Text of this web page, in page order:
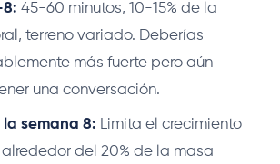
8: 45-60 minutos, 10-15% de la
terreno variado. Deberías
más fuerte pero aún
una conversación.
la semana 8: Limita el crecimiento
del 20% de la masa